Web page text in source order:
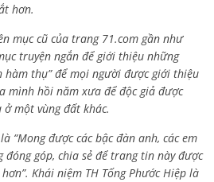
hơn.
mục cũ của trang 71.com gần như
truyện ngắn để giới thiệu những
hàm thụ” để mọi người được giới thiệu
mình hồi năm xưa để độc giả được
một vùng đất khác.
“Mong được các bậc đàn anh, các em
góp, chia sẻ để trang tin này được
Khái niệm TH Tống Phước Hiệp là